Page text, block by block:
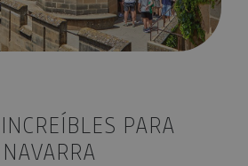
PARA